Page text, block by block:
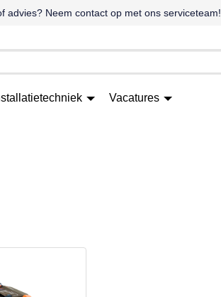
advies? Neem contact op met ons serviceteam!
Vacatures